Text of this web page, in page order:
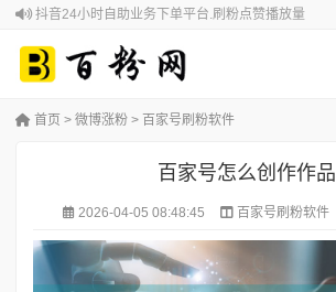
抖音24小时自助业务下单平台.刷粉点赞播放量
首页 > 微博涨粉 > 百家号刷粉软件
百家号怎么创作作品
2026-04-05 08:48:45 百家号刷粉软件